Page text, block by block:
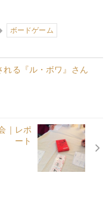
ボードゲーム
れる『ル・ボワ』さん
｜レポ
ート